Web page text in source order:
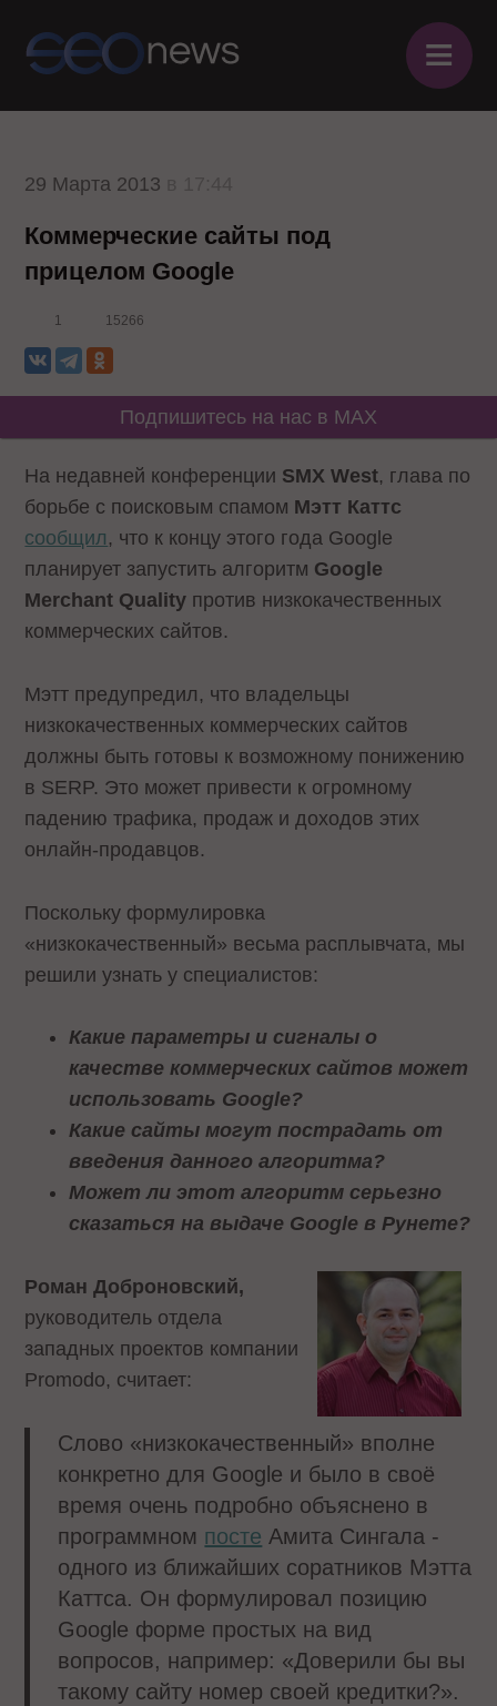
≡
29 Марта 2013
Коммерческие сайты под
прицелом Google
1 15266
Подпишитесь на нас в MAX
На недавней конференции SMX West, глава по
борьбе с поисковым спамом Мэтт Каттс
сообщил , что к концу этого года Google
планирует запустить алгоритм Google
Merchant Quality против низкокачественных
коммерческих сайтов.
Мэтт предупредил, что владельцы
низкокачественных коммерческих сайтов
должны быть готовы к возможному понижению
в SERP. Это может привести к огромному
падению трафика, продаж и доходов этих
онлайн-продавцов.
Поскольку формулировка
«низкокачественный» весьма расплывчата, мы
решили узнать у специалистов:
Какие параметры и сигналы о
качестве коммерческих сайтов может
использовать Google?
Какие сайты могут пострадать от
введения данного алгоритма?
Может ли этот алгоритм серьезно
сказаться на выдаче Google в Рунете?
Роман Доброновский,
руководитель отдела
западных проектов компании
Promodo, считает:
Слово «низкокачественный» вполне
конкретно для Google и было в своё
время очень подробно объяснено в
программном посте Амита Сингала -
одного из ближайших соратников Мэтта
Каттса. Он формулировал позицию
Google форме простых на вид
вопросов, например: «Доверили бы вы
такому сайту номер своей кредитки?».